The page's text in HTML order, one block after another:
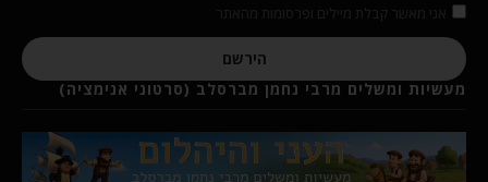
הירשם
מעשיות ומשלים מרבי נחמן מברסלב (סרטוני אנימציה)